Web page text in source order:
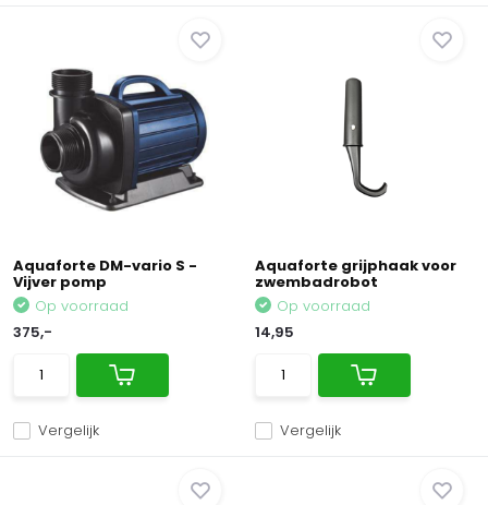
Aquaforte DM-vario S -
Vijver pomp
Vergelijk
Op voorraad
375,-
Aquaforte grijphaak voor
zwembadrobot
Vergelijk
Op voorraad
14,95